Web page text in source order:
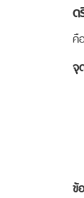
ด
คื
จุ
ข้